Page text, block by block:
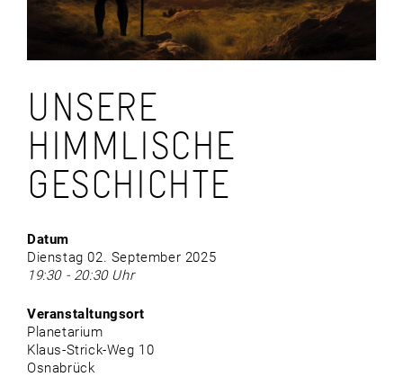
UNSERE
HIMMLISCHE
GESCHICHTE
Datum
Dienstag 02. September 2025
19:30 - 20:30 Uhr
Veranstaltungsort
Planetarium
Klaus-Strick-Weg 10
Osnabrück